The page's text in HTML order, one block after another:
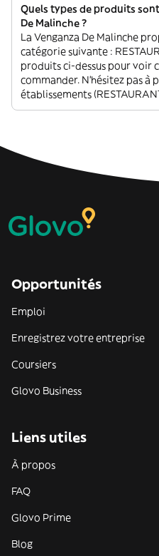
Quels types de produits
De Malinche ?
La Venganza De Malinche
catégorie suivante :
produits ci-dessus pour voir
commander. N'hésitez pas à
établissements
Opportunités
Emploi
Enregistrez votre entreprise
Coursiers
Glovo Business
Liens utiles
À propos
FAQ
Glovo Prime
Blog